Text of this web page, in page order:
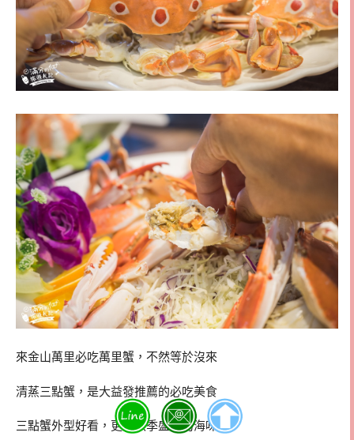
來金山萬里必吃萬里蟹，不然等於沒來
清蒸三點蟹，是大益發推薦的必吃美食
三點蟹外型好看，更是秋季盛產的海味